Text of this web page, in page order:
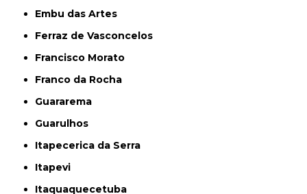
Embu das Artes
Ferraz de Vasconcelos
Francisco Morato
Franco da Rocha
Guararema
Guarulhos
Itapecerica da Serra
Itapevi
Itaquaquecetuba